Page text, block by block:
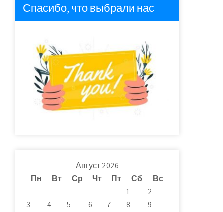
Спасибо, что выбрали нас
Август 2026
Пн
Вт Ср Чт Пт Сб
Вс
1
2
3
4 5 6 7 8
9